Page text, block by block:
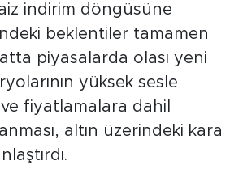
indirim döngüsüne
beklentiler tamamen
piyasalarda olası yeni
yüksek sesle
fiyatlamalara dahil
altın üzerindeki kara